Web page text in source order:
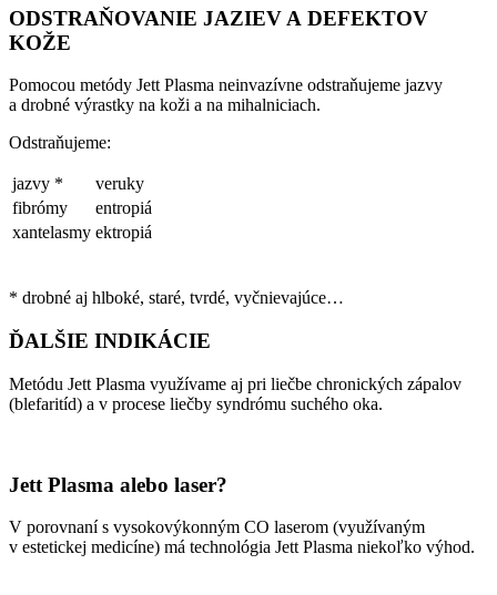
ODSTRAŇOVANIE JAZIEV A DEFEKTOV
KOŽE
Pomocou metódy Jett Plasma neinvazívne odstraňujeme jazvy
a drobné výrastky na koži a na mihalniciach.
Odstraňujeme:
jazvy *
veruky
fibrómy
entropiá
xantelasmy ektropiá
* drobné aj hlboké, staré, tvrdé, vyčnievajúce…
ĎALŠIE INDIKÁCIE
Metódu Jett Plasma využívame aj pri liečbe chronických zápalov
(blefaritíd) a v procese liečby syndrómu suchého oka.
Jett Plasma alebo laser?
V porovnaní s vysokovýkonným CO laserom (využívaným
v estetickej medicíne) má technológia Jett Plasma niekoľko výhod.